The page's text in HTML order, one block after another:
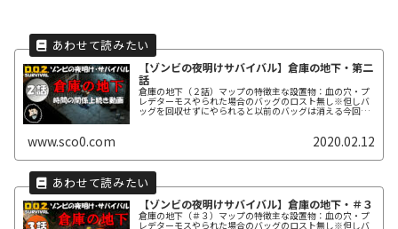
【ゾンビの夜明けサバイバル】倉庫の地下・第二
話
倉庫の地下（２話）マップの特徴主な設置物：血の穴・プ
レデターモスやられた場合のバッグのロスト無し※但しバ
ッグを回収せずにやられると以前のバッグは消える今回使
用した武器・防具８１レベルの時点の武装武器：（炎）
www.sco0.com 2020.02.12
【ゾンビの夜明けサバイバル】倉庫の地下・＃３
倉庫の地下（＃３）マップの特徴主な設置物：血の穴・プ
レデターモスやられた場合のバッグのロスト無し※但しバ